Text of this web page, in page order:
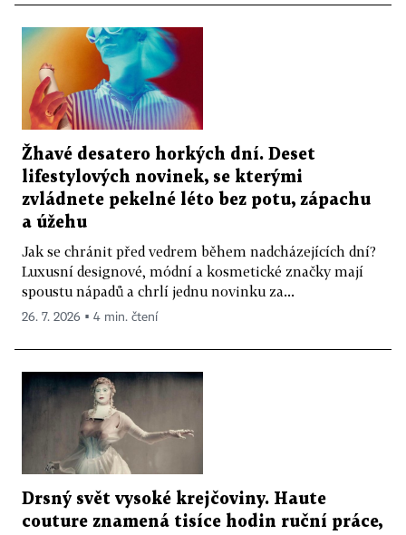
Žhavé desatero horkých dní. Deset
lifestylových novinek, se kterými
zvládnete pekelné léto bez potu, zápachu
a úžehu
Jak se chránit před vedrem během nadcházejících dní?
Luxusní designové, módní a kosmetické značky mají
spoustu nápadů a chrlí jednu novinku za...
26. 7. 2026 ▪ 4 min. čtení
Drsný svět vysoké krejčoviny. Haute
couture znamená tisíce hodin ruční práce,